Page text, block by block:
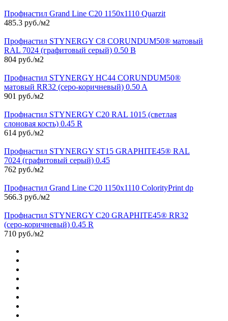
Профнастил Grand Line С20 1150х1110 Quarzit
485.3 руб./м2
Профнастил STYNERGY С8 CORUNDUM50® матовый
RAL 7024 (графитовый серый) 0.50 B
804 руб./м2
Профнастил STYNERGY НС44 CORUNDUM50®
матовый RR32 (серо-коричневый) 0.50 A
901 руб./м2
Профнастил STYNERGY С20 RAL 1015 (светлая
слоновая кость) 0.45 R
614 руб./м2
Профнастил STYNERGY ST15 GRAPHITE45® RAL
7024 (графитовый серый) 0.45
762 руб./м2
Профнастил Grand Line С20 1150х1110 ColorityPrint dp
566.3 руб./м2
Профнастил STYNERGY С20 GRAPHITE45® RR32
(серо-коричневый) 0.45 R
710 руб./м2